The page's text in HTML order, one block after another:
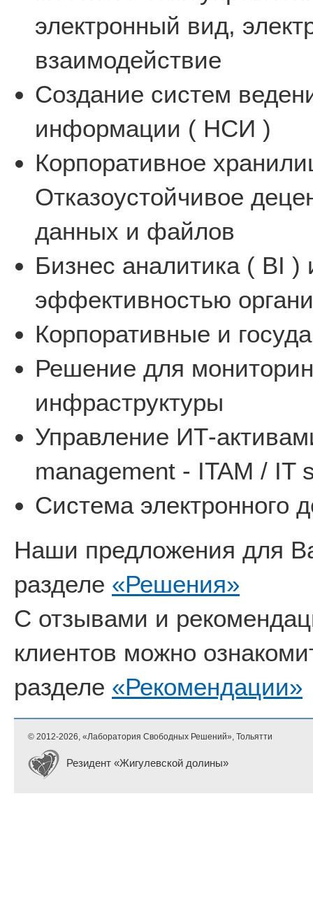
электронный вид,
взаимодействие
Создание систем
информации ( НСИ )
Корпоративное
Отказоустойчивое
данных и файлов
Бизнес аналитика ( BI )
эффективностью
Корпоративные и
Решение для
инфраструктуры
Управление ИТ-
management - ITAM / IT
Система электронного
Наши предложения для
разделе «Решения»
С отзывами и
клиентов можно
разделе «Рекомендации»
© 2012-2026, «Лаборатория Свободных Решений», Тольятти
Резидент «Жигулевской долины»